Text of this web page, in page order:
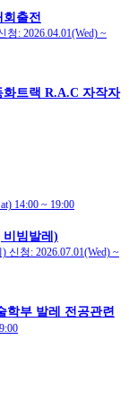
출전
청: 2026.04.01(Wed) ~
화트랙 R.A.C 자작자
14:00 ~ 19:00
비빔발레)
) 신청: 2026.07.01(Wed) ~
학부 발레 전공관련